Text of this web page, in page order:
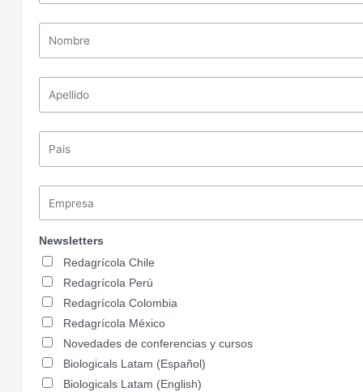
Newsletters
Redagrícola Chile
Redagrícola Perú
Redagrícola Colombia
Redagrícola México
Novedades de conferencias y cursos
Biologicals Latam (Español)
Biologicals Latam (English)